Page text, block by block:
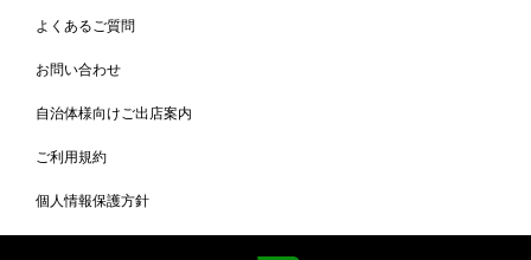
よくあるご質問
お問い合わせ
自治体様向けご出店案内
ご利用規約
個人情報保護方針